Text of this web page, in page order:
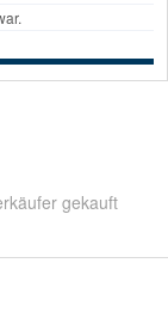
gekauft